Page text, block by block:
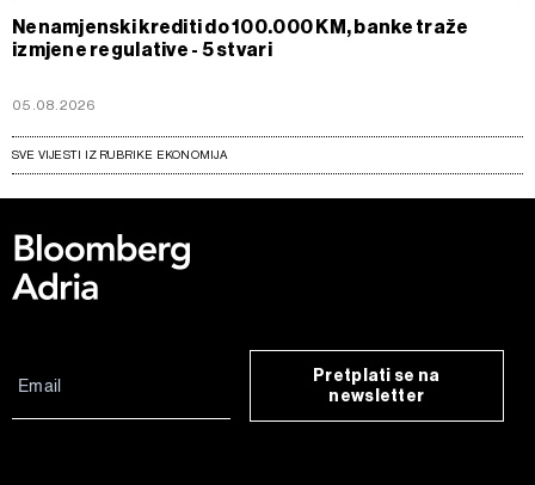
Nenamjenski krediti do 100.000 KM, banke traže
izmjene regulative - 5 stvari
05.08.2026
SVE VIJESTI IZ RUBRIKE EKONOMIJA
Pretplati se na
newsletter